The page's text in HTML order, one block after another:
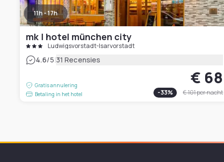
11h - 17h
mk | hotel münchen city
Ludwigsvorstadt-Isarvorstadt
4.6/5|31 Recensies
Gratis annulering
Betaling in het hotel
€ 68
-33% € 101per nacht